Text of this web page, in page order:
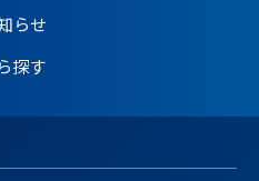
らせ
探す